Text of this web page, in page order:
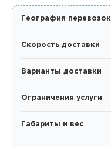
География перевозок
Скорость доставки
Варианты доставки
Ограничения услуги
Габариты и вес